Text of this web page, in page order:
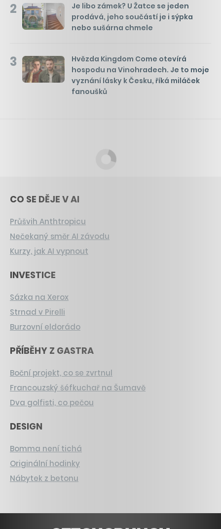
2
Je libo zámek? U Žatce se jeden
prodává, jeho součástí je i sýpka
nebo sušárna chmele
3
Hvězda Kingdom Come otevírá
hospodu na Vinohradech. Je to moje
vyznání lásky k Česku, říká miláček
fanoušků
CO SE DĚJE V AI
Průšvih Anthtropicu
Nečekaný směr AI závodu
Kurzy, jak AI vypnout
INVESTICE
Sázka na Xerox
Strnad v Pirelli
Burzovní eldorádo
PŘÍBĚHY Z GASTRA
Boční projekt, co se zvrtnul
Francouzský šéfkuchař na Šumavě
Dva golfisti, co pečou
DESIGN
Bomma není tichá
Originální hodinky
Nábytek z betonu